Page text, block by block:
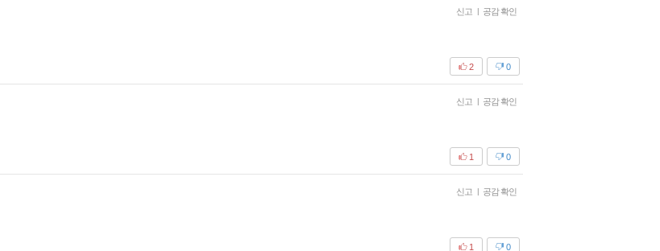
신고 | 공감 확인
0
2
신고 | 공감 확인
0
1
신고 | 공감 확인
0
1